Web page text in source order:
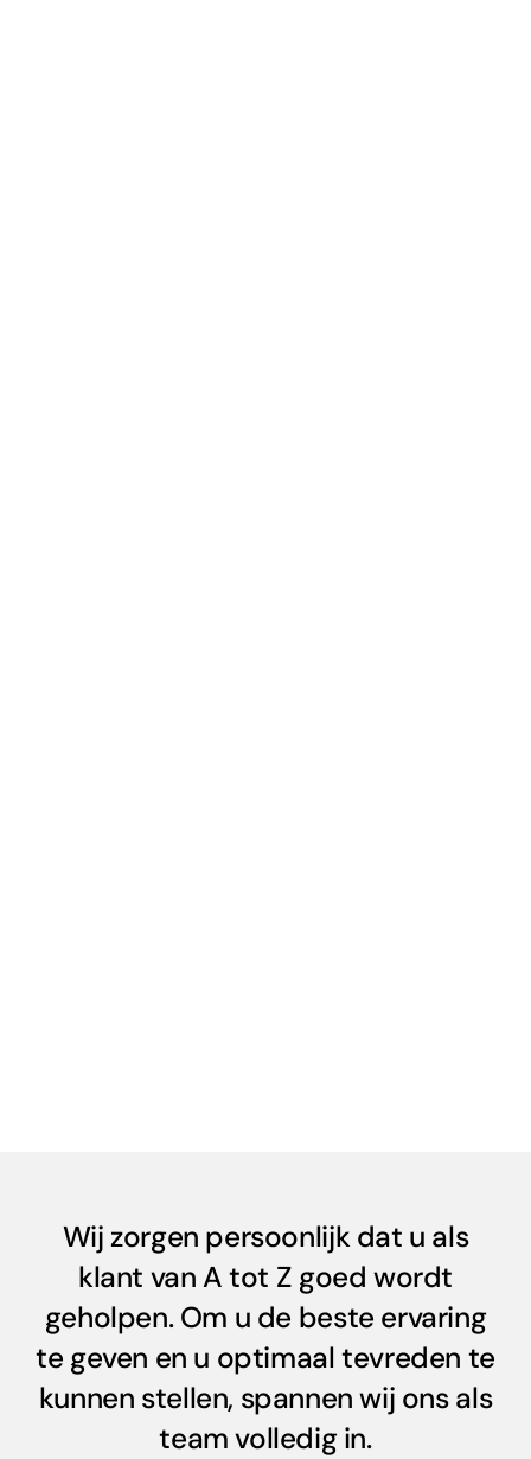
Wij zorgen persoonlijk dat u als
klant van A tot Z goed wordt
geholpen. Om u de beste ervaring
te geven en u optimaal tevreden te
kunnen stellen, spannen wij ons als
team volledig in.